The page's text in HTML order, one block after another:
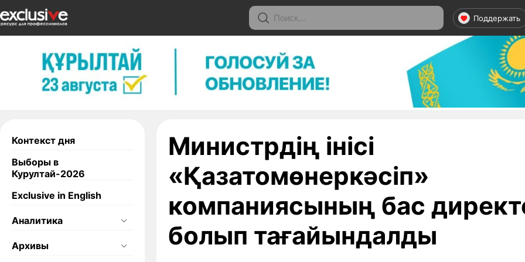
Поддержать
Контекст дня
Выборы в
Курултай-2026
Exclusive in English
Аналитика
Архивы
Министрдің інісі
«Қазатомөнеркәсіп»
компаниясының бас
болып тағайындалды